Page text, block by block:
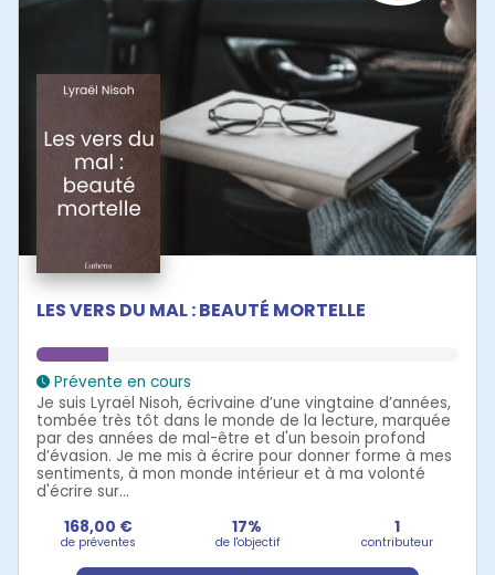
LES VERS DU MAL : BEAUTÉ MORTELLE
Prévente en cours
Je suis Lyraël Nisoh, écrivaine d’une vingtaine d’années,
tombée très tôt dans le monde de la lecture, marquée
par des années de mal-être et d'un besoin profond
d’évasion. Je me mis à écrire pour donner forme à mes
sentiments, à mon monde intérieur et à ma volonté
d'écrire sur...
168,00 €
de préventes
17%
de l'objectif
1
contributeur